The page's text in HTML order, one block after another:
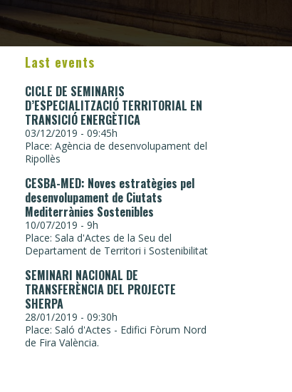
Last events
CICLE DE SEMINARIS
D’ESPECIALITZACIÓ TERRITORIAL EN
TRANSICIÓ ENERGÈTICA
03/12/2019 - 09:45h
Place: Agència de desenvolupament del
Ripollès
CESBA-MED: Noves estratègies pel
desenvolupament de Ciutats
Mediterrànies Sostenibles
10/07/2019 - 9h
Place: Sala d'Actes de la Seu del
Departament de Territori i Sostenibilitat
SEMINARI NACIONAL DE
TRANSFERÈNCIA DEL PROJECTE
SHERPA
28/01/2019 - 09:30h
Place: Saló d'Actes - Edifici Fòrum Nord
de Fira València.